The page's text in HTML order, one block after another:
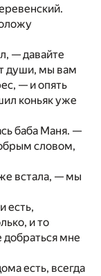
— давайте
души, мы вам
— и опять
коньяк уже
баба Маня. —
словом,
встала, — мы
есть,
и то
мне
есть, всегда